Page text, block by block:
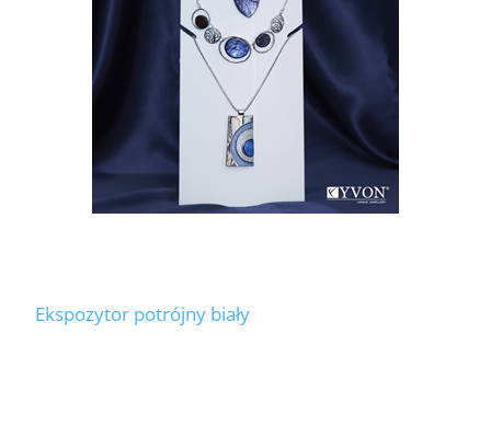
Ekspozytor potrójny biały